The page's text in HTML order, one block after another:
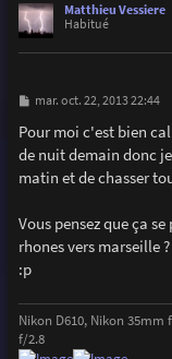
Matthieu Vessiere
Habitué
M
s
s
a
e
mar. oct. 22, 2013 22:44
Pour moi c'est bien
de nuit demain donc
matin et de chasser
Vous pensez que ça
rhones vers marseille
:p
Nikon D610, Nikon
f/2.8